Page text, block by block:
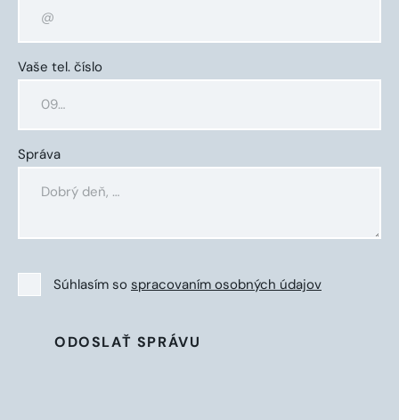
Vaše tel. číslo
Správa
Súhlasím so spracovaním osobných údajov
ODOSLAŤ SPRÁVU